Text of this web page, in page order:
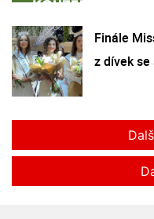
Finále
z dívek